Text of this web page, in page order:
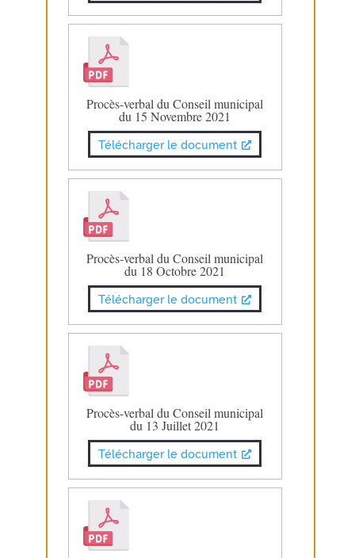
Procès-verbal du Conseil municipal
du 15 Novembre 2021
Télécharger le document
Procès-verbal du Conseil municipal
du 18 Octobre 2021
Télécharger le document
Procès-verbal du Conseil municipal
du 13 Juillet 2021
Télécharger le document